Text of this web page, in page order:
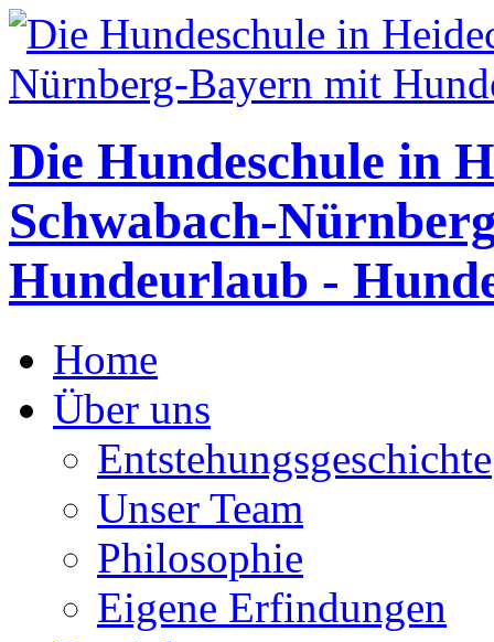
Die Hundeschule in
Schwabach-
Hundeurlaub -
Home
Über uns
Entstehungsgeschichte
Unser Team
Philosophie
Eigene Erfindungen